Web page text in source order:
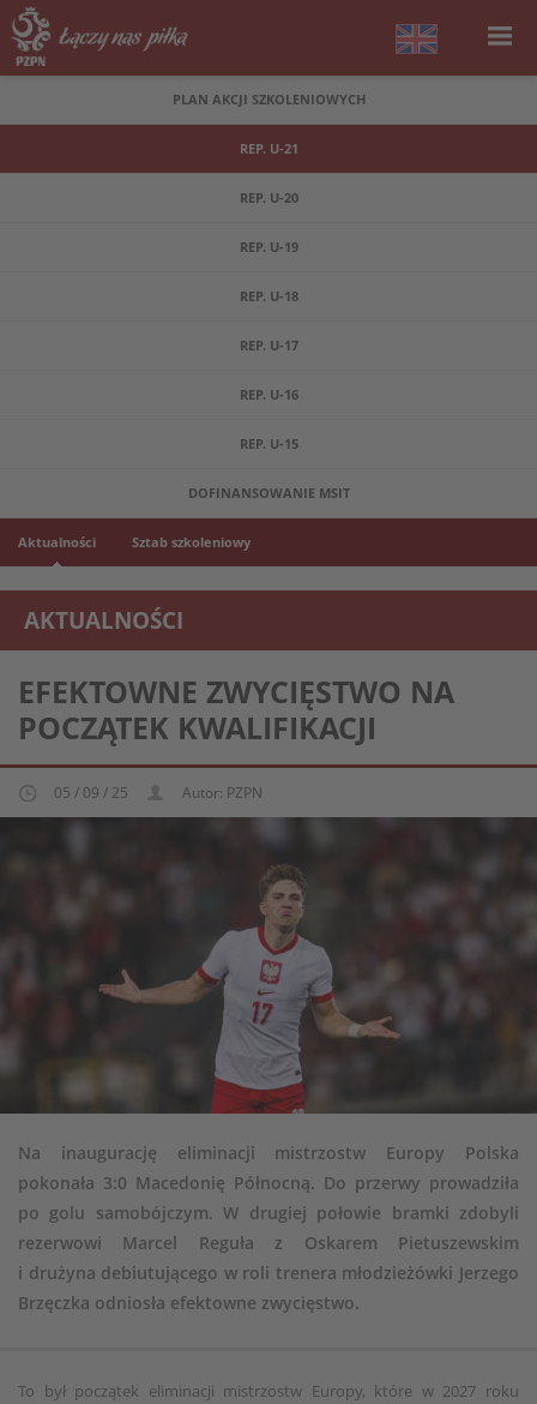
PLAN AKCJI SZKOLENIOWYCH
REP. U-21
REP. U-20
REP. U-19
REP. U-18
REP. U-17
REP. U-16
REP. U-15
DOFINANSOWANIE MSIT
Aktualności Sztab szkoleniowy
AKTUALNOŚCI
REPREZENTACJA MŁODZIEŻOWA U-21
EFEKTOWNE ZWYCIĘSTWO NA
POCZĄTEK KWALIFIKACJI
05 / 09 / 25 Autor: PZPN
Na inaugurację eliminacji mistrzostw Europy Polska
pokonała 3:0 Macedonię Północną. Do przerwy prowadziła
po golu samobójczym. W drugiej połowie bramki zdobyli
rezerwowi Marcel Reguła z Oskarem Pietuszewskim
i drużyna debiutującego w roli trenera młodzieżówki Jerzego
Brzęczka odniosła efektowne zwycięstwo.
To był początek eliminacji mistrzostw Europy, które w 2027 roku